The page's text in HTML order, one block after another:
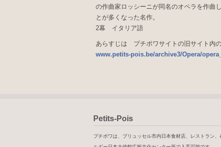
の作曲家ロッシーニが同名のオペラを作曲
とが多くなった名作。
2幕 イタリア語
あらすじは プチポワサイトの旧サイト内
www.petits-pois.be/archive3/Opera/
Petits-Pois
プチポワは、ブリュッセル市内日本食材店、レストラン、